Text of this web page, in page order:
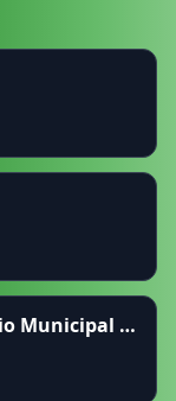
El Alto Municipal Stadium - Estadio Municipal de Villa Ingenio